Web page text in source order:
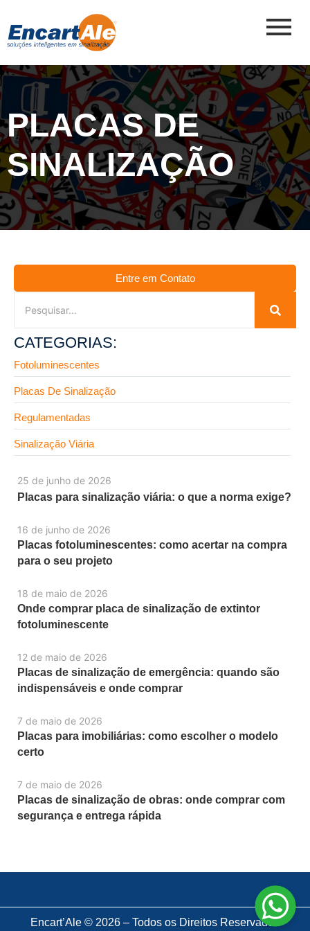
PLACAS DE
SINALIZAÇÃO
25 de junho de 2026
Placas para sinalização viária: o que a norma exige?
16 de junho de 2026
Placas fotoluminescentes: como acertar na compra
para o seu projeto
18 de maio de 2026
Onde comprar placa de sinalização de extintor
fotoluminescente
12 de maio de 2026
Placas de sinalização de emergência: quando são
indispensáveis e onde comprar
7 de maio de 2026
Placas para imobiliárias: como escolher o modelo
certo
7 de maio de 2026
Placas de sinalização de obras: onde comprar com
segurança e entrega rápida
Entre em Contato
CATEGORIAS:
Fotoluminescentes
Placas De Sinalização
Regulamentadas
Sinalização Viária
Encart’Ale © 2026 – Todos os Direitos Reservados